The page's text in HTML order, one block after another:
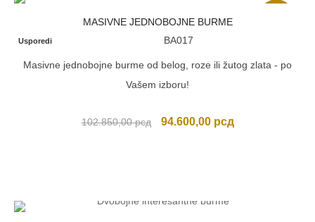
MASIVNE JEDNOBOJNE BURME
Usporedi BA017
Masivne jednobojne burme od belog, roze ili žutog zlata - po
Vašem izboru!
102.850,00рсд
Originalna
94.600,00 рсдTrenutna